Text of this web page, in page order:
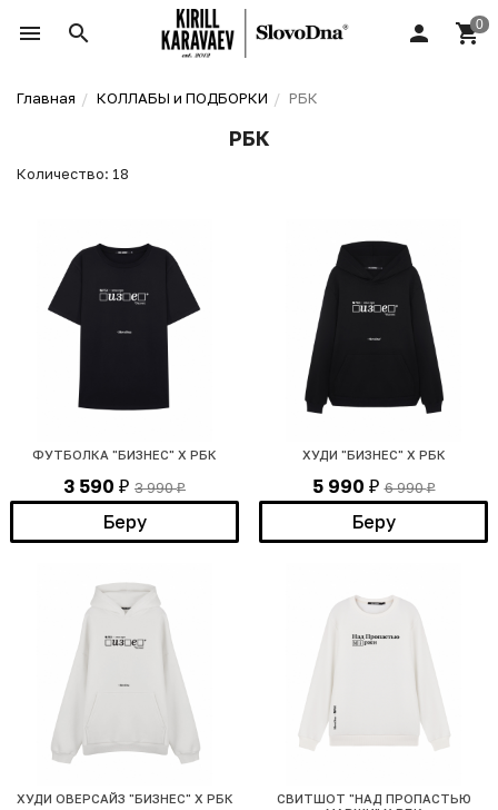
Главная КОЛЛАБЫ и ПОДБОРКИ РБК
РБК
Количество: 18
ФУТБОЛКА "БИЗНЕС" Х РБК
3 590 ₽ 3 990₽
Беру
ХУДИ "БИЗНЕС" Х РБК
5 990 ₽ 6 990₽
Беру
ХУДИ ОВЕРСАЙЗ "БИЗНЕС" Х РБК
СВИТШОТ "НАД ПРОПАСТЬЮ